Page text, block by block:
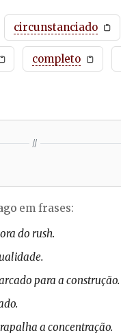
circunstanciado
completo
//
em frases:
do rush.
para a construção.
a concentração.